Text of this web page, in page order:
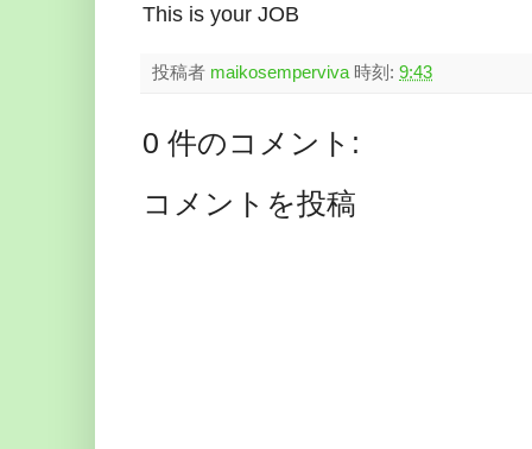
This is your JOB
投稿者 maikosemperviva 時刻: 9:43
0 件のコメント:
コメントを投稿